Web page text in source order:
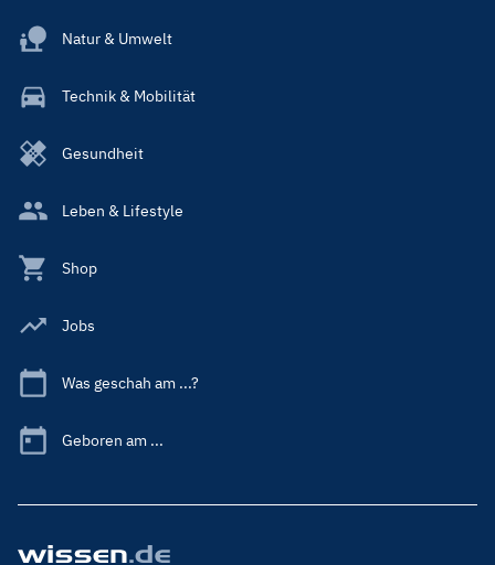
Natur & Umwelt
Technik & Mobilität
Gesundheit
Leben & Lifestyle
Shop
Jobs
Was geschah am ...?
Geboren am ...